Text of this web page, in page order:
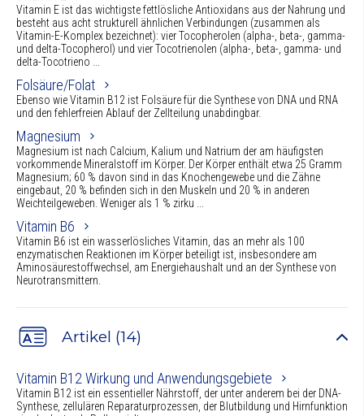
Vitamin E ist das wichtigste fettlösliche Antioxidans aus der Nahrung und
besteht aus acht strukturell ähnlichen Verbindungen (zusammen als
Vitamin-E-Komplex bezeichnet): vier Tocopherolen (alpha-, beta-, gamma-
und delta-Tocopherol) und vier Tocotrienolen (alpha-, beta-, gamma- und
delta-Tocotrieno ...
Folsäure/Folat
Ebenso wie Vitamin B12 ist Folsäure für die Synthese von DNA und RNA
und den fehlerfreien Ablauf der Zellteilung unabdingbar.
Magnesium
Magnesium ist nach Calcium, Kalium und Natrium der am häufigsten
vorkommende Mineralstoff im Körper. Der Körper enthält etwa 25 Gramm
Magnesium; 60 % davon sind in das Knochengewebe und die Zähne
eingebaut, 20 % befinden sich in den Muskeln und 20 % in anderen
Weichteilgeweben. Weniger als 1 % zirku ...
Vitamin B6
Vitamin B6 ist ein wasserlösliches Vitamin, das an mehr als 100
enzymatischen Reaktionen im Körper beteiligt ist, insbesondere am
Aminosäurestoffwechsel, am Energiehaushalt und an der Synthese von
Neurotransmittern.
Artikel (14)
Vitamin B12 Wirkung und Anwendungsgebiete
Vitamin B12 ist ein essentieller Nährstoff, der unter anderem bei der DNA-
Synthese, zellulären Reparaturprozessen, der Blutbildung und Hirnfunktion